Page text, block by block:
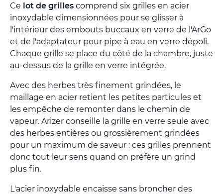
Ce lot de grilles comprend six grilles en acier
inoxydable dimensionnées pour se glisser à
l'intérieur des embouts buccaux en verre de l'ArGo
et de l'adaptateur pour pipe à eau en verre dépoli.
Chaque grille se place du côté de la chambre, juste
au-dessus de la grille en verre intégrée.
Avec des herbes très finement grindées, le
maillage en acier retient les petites particules et
les empêche de remonter dans le chemin de
vapeur. Arizer conseille la grille en verre seule avec
des herbes entières ou grossièrement grindées
pour un maximum de saveur : ces grilles prennent
donc tout leur sens quand on préfère un grind
plus fin.
L'acier inoxydable encaisse sans broncher des